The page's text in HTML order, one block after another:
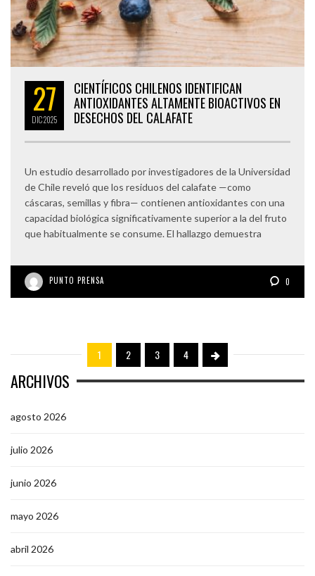
27
DIC2025
CIENTÍFICOS CHILENOS IDENTIFICAN
ANTIOXIDANTES ALTAMENTE BIOACTIVOS EN
DESECHOS DEL CALAFATE
Un estudio desarrollado por investigadores de la Universidad
de Chile reveló que los residuos del calafate —como
cáscaras, semillas y fibra— contienen antioxidantes con una
capacidad biológica significativamente superior a la del fruto
que habitualmente se consume. El hallazgo demuestra
PUNTO PRENSA 0
1 2 3 4
ARCHIVOS
agosto 2026
julio 2026
junio 2026
mayo 2026
abril 2026